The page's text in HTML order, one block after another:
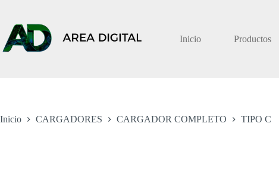
contenido
Inicio
Productos
Inicio CARGADORES CARGADOR COMPLETO TIPO C